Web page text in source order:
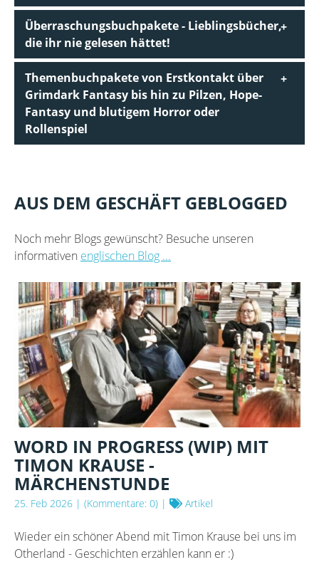
Überraschungsbuchpakete - Lieblingsbücher,
die ihr nie gelesen hättet!
Themenbuchpakete von Erstkontakt über
Grimdark Fantasy bis hin zu Pilzen, Hope-
Fantasy und blutigem Horror oder
Rollenspiel
AUS DEM GESCHÄFT GEBLOGGED
Noch mehr Blogs gewünscht? Besuche unseren
informativen englischen Blog ...
WORD IN PROGRESS (WIP) MIT
TIMON KRAUSE -
MÄRCHENSTUNDE
25. Feb 2026 | (Kommentare: 0) | Artikel
Wieder ein schöner Abend mit Timon Krause bei uns im
Otherland - Geschichten erzählen kann er :)